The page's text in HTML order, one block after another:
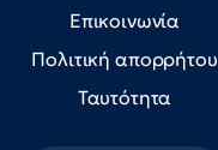
Επικοινωνία
Πολιτική απορρήτου
Ταυτότητα